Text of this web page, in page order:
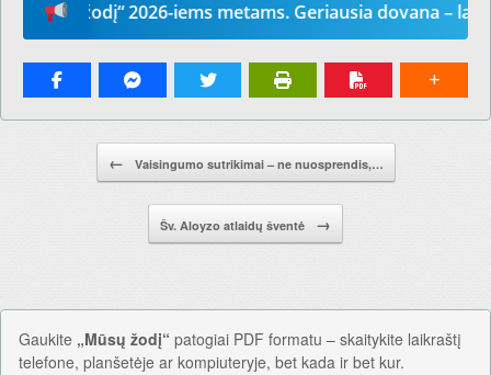
žodį“ 2026-iems metams. Geriausia dovana –
Pranešimo navigacija.
← Vaisingumo sutrikimai – ne nuosprendis,…
Šv. Aloyzo atlaidų šventė →
Gaukite „Mūsų žodį“ patogiai PDF formatu – skaitykite laikraštį
telefone, planšetėje ar kompiuteryje, bet kada ir bet kur.